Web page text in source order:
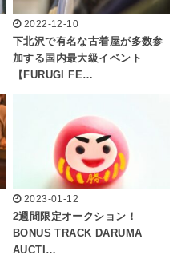
2022-12-10
下北沢で有名な古着屋が多数参
加する国内最大級イベント
【FURUGI FE…
2023-01-12
2週間限定オークション！
BONUS TRACK DARUMA
AUCTI…